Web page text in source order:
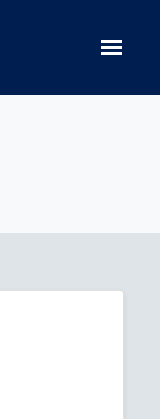
menu